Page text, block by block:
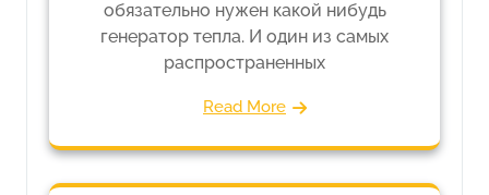
обязательно нужен какой нибудь
генератор тепла. И один из самых
распространенных
Read More